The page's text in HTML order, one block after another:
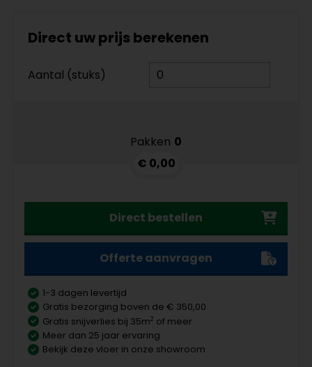
Direct uw prijs berekenen
Aantal (stuks)
Pakken 0
€ 0,00
Direct bestellen
Offerte aanvragen
1-3 dagen levertijd
Gratis bezorging boven de € 350,00
Gratis snijverlies bij 35m2 of meer
Meer dan 25 jaar ervaring
Bekijk deze vloer in onze showroom